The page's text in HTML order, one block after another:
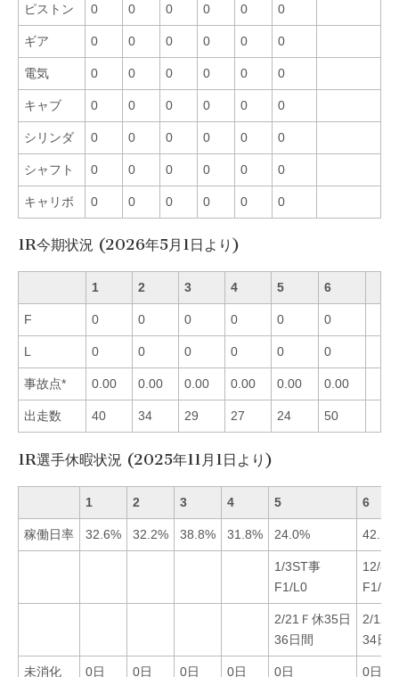
ピストン 0 0 0 0 0 0
ギア 0 0 0 0 0 0
電気 0 0 0 0 0 0
キャブ 0 0 0 0 0 0
シリンダ 0 0 0 0 0 0
シャフト 0 0 0 0 0 0
キャリボ 0 0 0 0 0 0
1R今期状況 (2026年5月1日より)
1 2 3 4 5 6
F 0 0 0 0 0 0
L 0 0 0 0 0 0
事故点* 0.00 0.00 0.00 0.00 0.00 0.00
出走数 40 34 29 27 24 50
1R選手休暇状況 (2025年11月1日より)
1 2 3 4 5 6
稼働日率 32.6% 32.2% 38.8% 31.8% 24.0% 42.1%
1/3ST事
F1/L0
12/
F1/L0
2/21Ｆ休35日
36日間
2/12
34日
未消化 0日 0日 0日 0日 0日 0日